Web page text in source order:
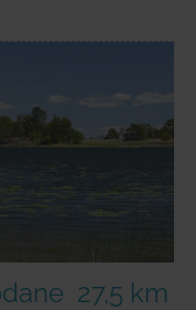
27,5 km